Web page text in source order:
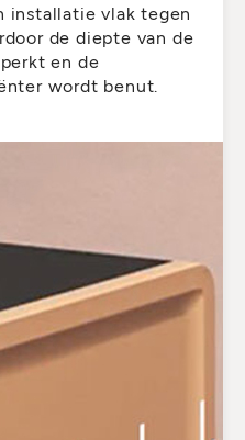
installatie vlak tegen
de diepte van de
en de
wordt benut.